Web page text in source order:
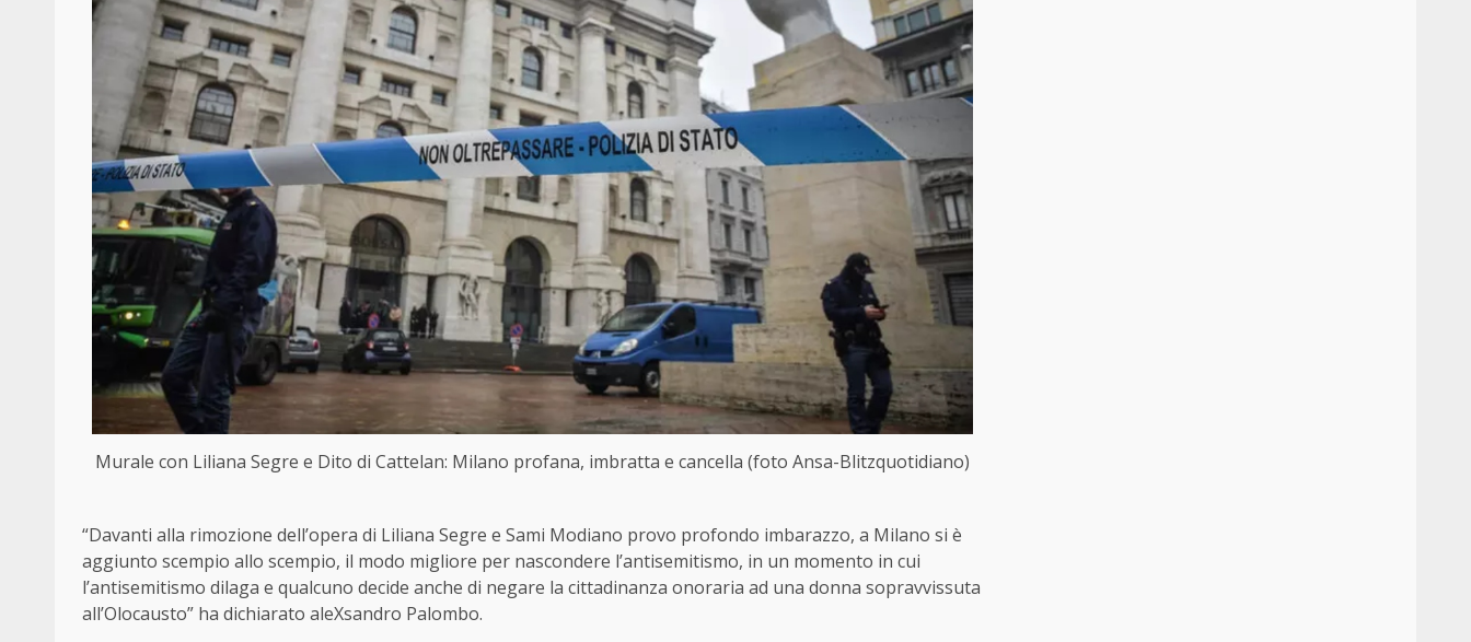
Murale con Liliana Segre e Dito di Cattelan: Milano profana, imbratta e cancella (foto Ansa-Blitzquotidiano)
“Davanti alla rimozione dell’opera di Liliana Segre e Sami Modiano provo profondo imbarazzo, a Milano si è
aggiunto scempio allo scempio, il modo migliore per nascondere l’antisemitismo, in un momento in cui
l’antisemitismo dilaga e qualcuno decide anche di negare la cittadinanza onoraria ad una donna sopravvissuta
all’Olocausto” ha dichiarato aleXsandro Palombo.